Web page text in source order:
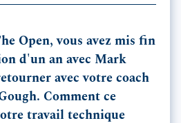
Open, vous avez mis fin
d'un an avec Mark
avec votre coach
Comment ce
travail technique